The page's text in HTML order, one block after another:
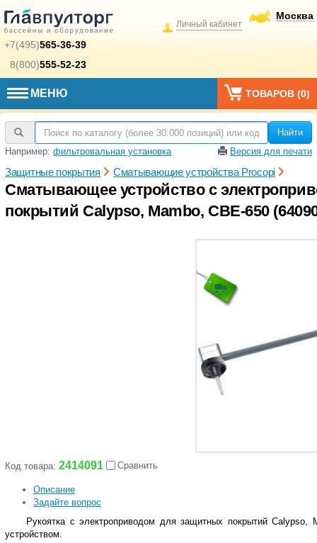
+7(495)565-36-39
8(800)555-52-23
Москва
Личный кабинет
МЕНЮ ТОВАРОВ (0)
Найти
Например: фильтровальная установка Версия для печати
Защитные покрытия Сматывающие устройства Procopi
Сматывающее устройство с
покрытий Calypso, Mambo, CBE-650
Код товара: 2414091 Сравнить
Описание
Задайте вопрос
Рукоятка с электроприводом для защитных покрытий
устройством.